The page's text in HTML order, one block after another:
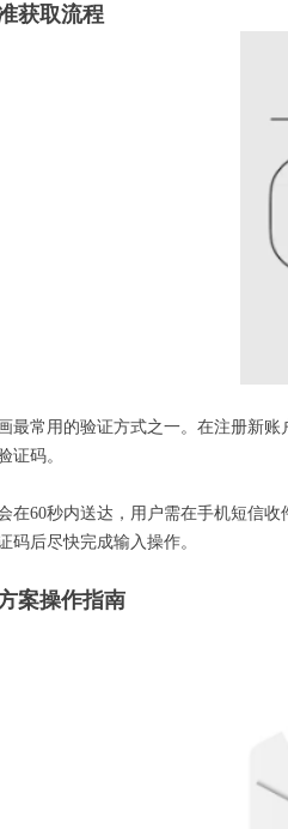
获取流程
最常用的验证方式之一。在注册新
证码。
在60秒内送达，用户需在手机短信
码后尽快完成输入操作。
案操作指南